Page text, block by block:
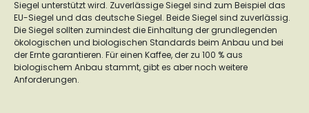
Siegel unterstützt wird. Zuverlässige Siegel sind zum Beispiel das
EU-Siegel und das deutsche Siegel. Beide Siegel sind zuverlässig.
Die Siegel sollten zumindest die Einhaltung der grundlegenden
ökologischen und biologischen Standards beim Anbau und bei
der Ernte garantieren. Für einen Kaffee, der zu 100 % aus
biologischem Anbau stammt, gibt es aber noch weitere
Anforderungen.